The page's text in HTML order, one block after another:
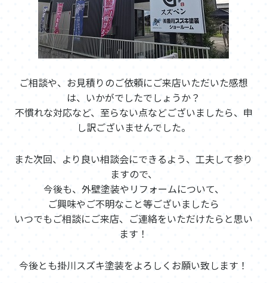
ご相談や、お見積りのご依頼にご来店いただいた感想
は、いかがでしたでしょうか？
不慣れな対応など、至らない点などございましたら、申
し訳ございませんでした。
また次回、より良い相談会にできるよう、工夫して参り
ますので、
今後も、外壁塗装やリフォームについて、
ご興味やご不明なこと等ございましたら
いつでもご相談にご来店、ご連絡をいただけたらと思い
ます！
今後とも掛川スズキ塗装をよろしくお願い致します！